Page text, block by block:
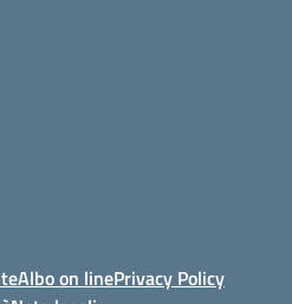
Albo on linePrivacy Policy